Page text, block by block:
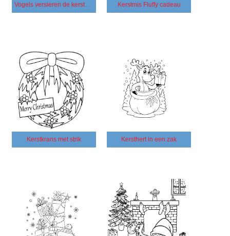
Vogels versieren de kerstboom Kerstmis Fluffy cadeau
Kerstkrans met strik Kersthert in een zak